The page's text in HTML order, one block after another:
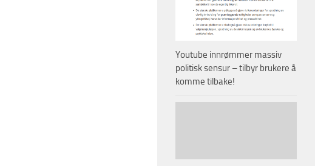
Youtube innrømmer massiv
politisk sensur – tilbyr brukere å
komme tilbake!